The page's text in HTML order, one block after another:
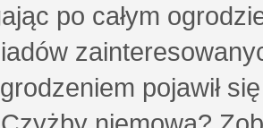
po całym
pojawił